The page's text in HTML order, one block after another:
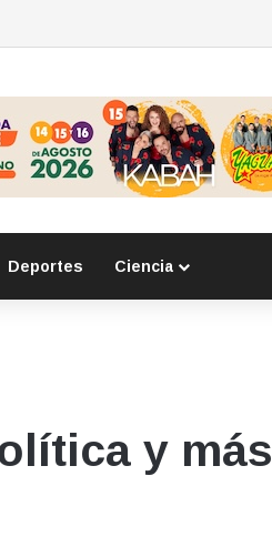
hay un detenido
Deportes Ciencia
y más